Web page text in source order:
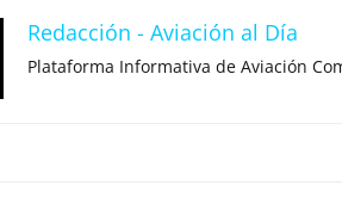
Redacción - Aviación al Día
Plataforma Informativa de Aviación